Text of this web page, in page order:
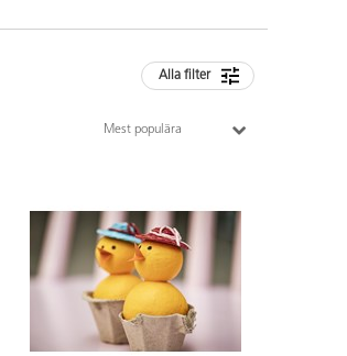
Alla filter
Mest populära